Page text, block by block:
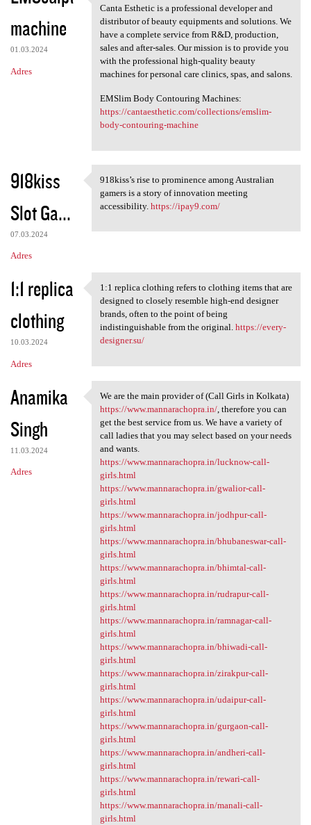
machine
01.03.2024
Adres
ABOUT CANTA ESTHETIC
Canta Esthetic is a professional developer and
distributor of beauty equipments and solutions. We
have a complete service from R&D, production,
sales and after-sales. Our mission is to provide you
with the professional high-quality beauty
machines for personal care clinics, spas, and salons.
EMSlim Body Contouring Machines:
https://cantaesthetic.com/collections/emslim-
body-contouring-machine
918kiss
Slot Ga...
07.03.2024
Adres
918kiss’s rise to prominence
918kiss’s rise to prominence among Australian
gamers is a story of innovation meeting
accessibility. https://ipay9.com/
1:1 replica
clothing
10.03.2024
Adres
1:1 replica clothing refers
1:1 replica clothing refers to clothing items that are
designed to closely resemble high-end designer
brands, often to the point of being
indistinguishable from the original. https://every-
designer.su/
Anamika
Singh
11.03.2024
Adres
We are the main provider of
We are the main provider of (Call Girls in Kolkata)
https://www.mannarachopra.in/, therefore you can
get the best service from us. We have a variety of
call ladies that you may select based on your needs
and wants.
https://www.mannarachopra.in/lucknow-call-
girls.html
https://www.mannarachopra.in/gwalior-call-
girls.html
https://www.mannarachopra.in/jodhpur-call-
girls.html
https://www.mannarachopra.in/bhubaneswar-call-
girls.html
https://www.mannarachopra.in/bhimtal-call-
girls.html
https://www.mannarachopra.in/rudrapur-call-
girls.html
https://www.mannarachopra.in/ramnagar-call-
girls.html
https://www.mannarachopra.in/bhiwadi-call-
girls.html
https://www.mannarachopra.in/zirakpur-call-
girls.html
https://www.mannarachopra.in/udaipur-call-
girls.html
https://www.mannarachopra.in/gurgaon-call-
girls.html
https://www.mannarachopra.in/andheri-call-
girls.html
https://www.mannarachopra.in/rewari-call-
girls.html
https://www.mannarachopra.in/manali-call-
girls.html